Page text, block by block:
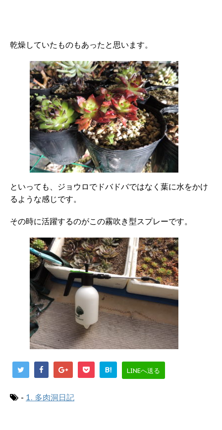
乾燥していたものもあったと思います。
といっても、ジョウロでドバドバではなく葉に水をかけ
るような感じです。
その時に活躍するのがこの霧吹き型スプレーです。
B! LINEへ送る
- 1. 多肉洞日記